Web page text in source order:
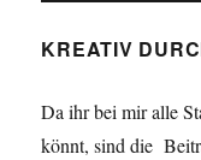
KREATIV
Da ihr bei mir alle
könnt, sind die